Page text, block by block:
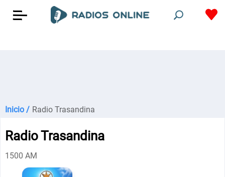
Inicio / Radio Trasandina
Radio Trasandina
1500 AM